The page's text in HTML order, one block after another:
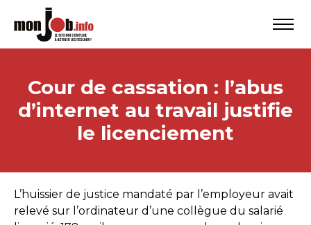
Cour de cassation : l’abus
d’internet au travail justifie
le licenciement
L’huissier de justice mandaté par l’employeur avait
relevé sur l’ordinateur d’une collègue du salarié